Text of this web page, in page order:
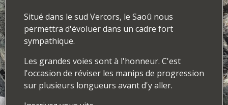
Situé dans le sud Vercors, le Saoû nous
permettra d'évoluer dans un cadre fort
sympathique.
Les grandes voies sont à l'honneur. C'est
l'occasion de réviser les manips de progression
sur plusieurs longueurs avant d'y aller.